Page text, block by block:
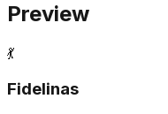
Preview
💃
Fidelinas